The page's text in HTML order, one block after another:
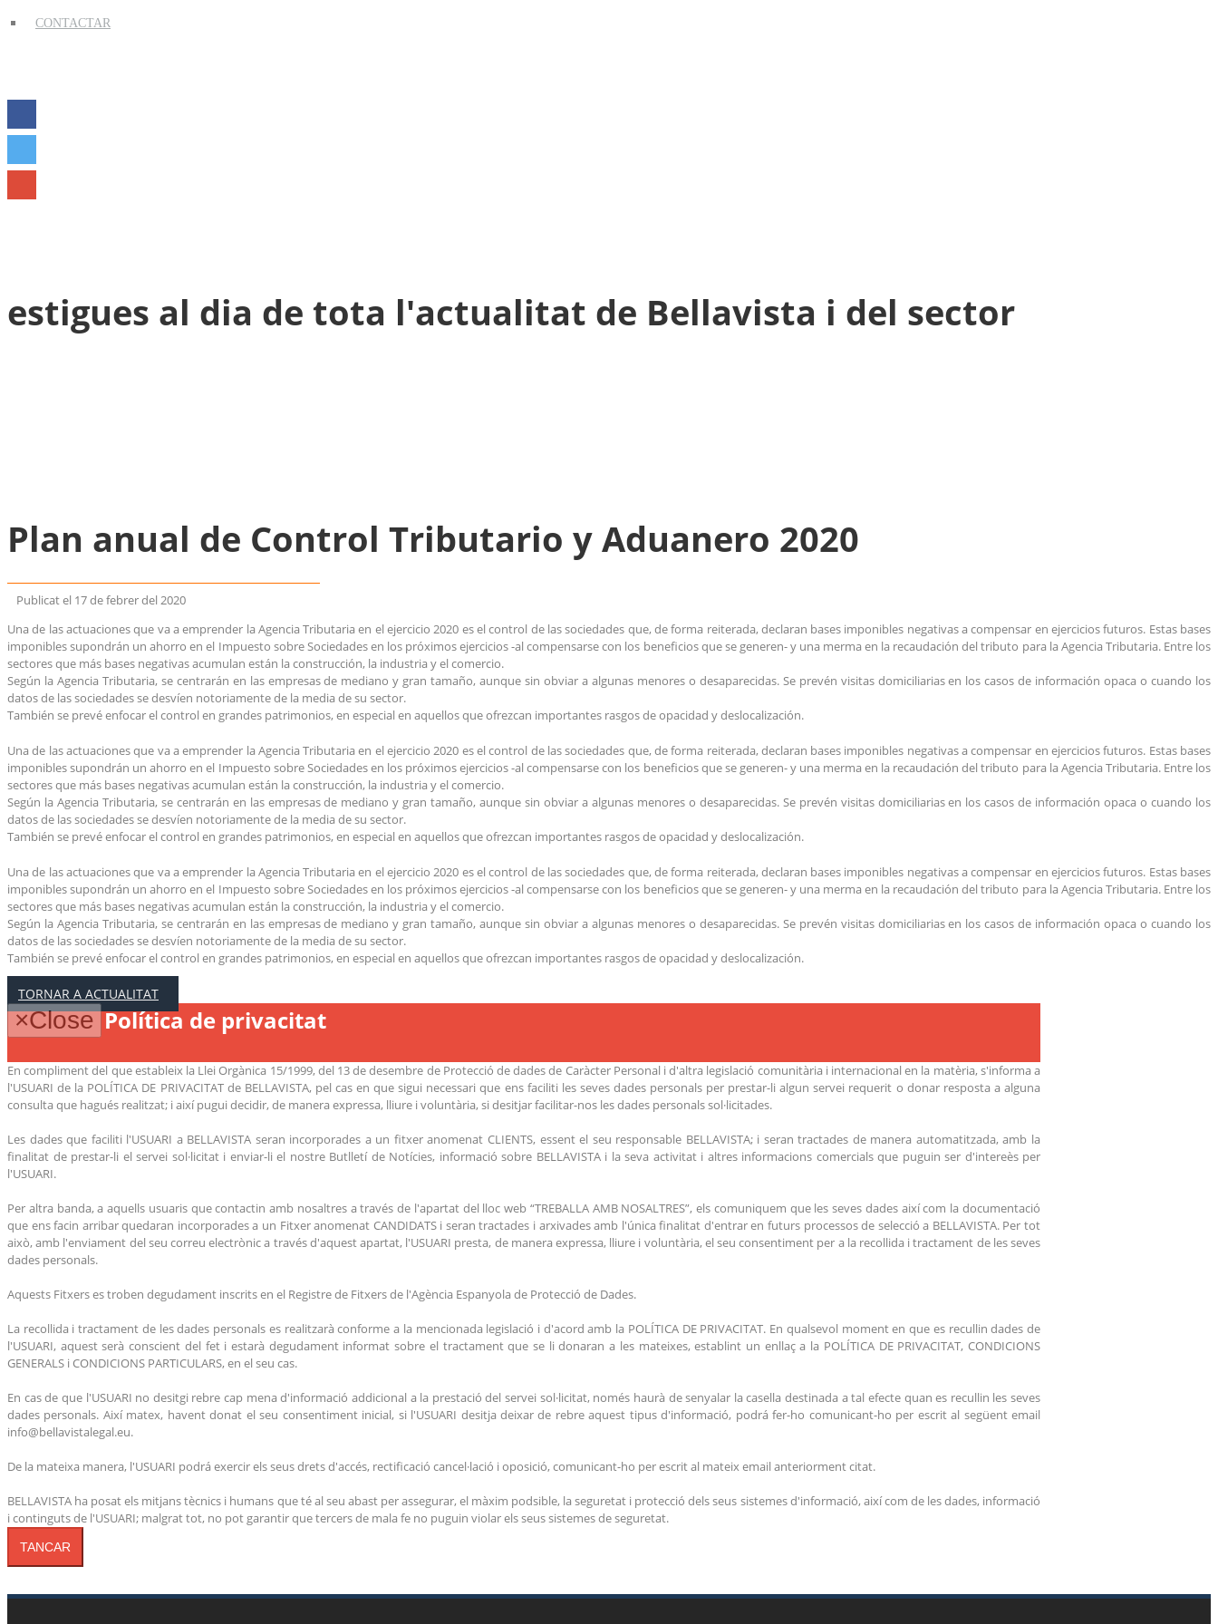
CONTACTAR
estigues al dia de tota l'actualitat de Bellavista i del sector
Plan anual de Control Tributario y Aduanero 2020
Publicat el 17 de febrer del 2020
Una de las actuaciones que va a emprender la Agencia Tributaria en el ejercicio 2020 es el control de las sociedades que, de forma reiterada, declaran bases imponibles negativas a compensar en ejercicios futuros. Estas bases
imponibles supondrán un ahorro en el Impuesto sobre Sociedades en los próximos ejercicios -al compensarse con los beneficios que se generen- y una merma en la recaudación del tributo para la Agencia Tributaria. Entre los
sectores que más bases negativas acumulan están la construcción, la industria y el comercio.
Según la Agencia Tributaria, se centrarán en las empresas de mediano y gran tamaño, aunque sin obviar a algunas menores o desaparecidas. Se prevén visitas domiciliarias en los casos de información opaca o cuando los
datos de las sociedades se desvíen notoriamente de la media de su sector.
También se prevé enfocar el control en grandes patrimonios, en especial en aquellos que ofrezcan importantes rasgos de opacidad y deslocalización.
Una de las actuaciones que va a emprender la Agencia Tributaria en el ejercicio 2020 es el control de las sociedades que, de forma reiterada, declaran bases imponibles negativas a compensar en ejercicios futuros. Estas bases
imponibles supondrán un ahorro en el Impuesto sobre Sociedades en los próximos ejercicios -al compensarse con los beneficios que se generen- y una merma en la recaudación del tributo para la Agencia Tributaria. Entre los
sectores que más bases negativas acumulan están la construcción, la industria y el comercio.
Según la Agencia Tributaria, se centrarán en las empresas de mediano y gran tamaño, aunque sin obviar a algunas menores o desaparecidas. Se prevén visitas domiciliarias en los casos de información opaca o cuando los
datos de las sociedades se desvíen notoriamente de la media de su sector.
También se prevé enfocar el control en grandes patrimonios, en especial en aquellos que ofrezcan importantes rasgos de opacidad y deslocalización.
Una de las actuaciones que va a emprender la Agencia Tributaria en el ejercicio 2020 es el control de las sociedades que, de forma reiterada, declaran bases imponibles negativas a compensar en ejercicios futuros. Estas bases
imponibles supondrán un ahorro en el Impuesto sobre Sociedades en los próximos ejercicios -al compensarse con los beneficios que se generen- y una merma en la recaudación del tributo para la Agencia Tributaria. Entre los
sectores que más bases negativas acumulan están la construcción, la industria y el comercio.
Según la Agencia Tributaria, se centrarán en las empresas de mediano y gran tamaño, aunque sin obviar a algunas menores o desaparecidas. Se prevén visitas domiciliarias en los casos de información opaca o cuando los
datos de las sociedades se desvíen notoriamente de la media de su sector.
También se prevé enfocar el control en grandes patrimonios, en especial en aquellos que ofrezcan importantes rasgos de opacidad y deslocalización.
TORNAR A ACTUALITAT
×Close Política de privacitat
En compliment del que estableix la Llei Orgànica 15/1999, del 13 de desembre de Protecció de dades de Caràcter Personal i d'altra legislació comunitària i internacional en la matèria, s'informa a
l'USUARI de la POLÍTICA DE PRIVACITAT de BELLAVISTA, pel cas en que sigui necessari que ens faciliti les seves dades personals per prestar-li algun servei requerit o donar resposta a alguna
consulta que hagués realitzat; i així pugui decidir, de manera expressa, lliure i voluntària, si desitjar facilitar-nos les dades personals sol·licitades.
Les dades que faciliti l'USUARI a BELLAVISTA seran incorporades a un fitxer anomenat CLIENTS, essent el seu responsable BELLAVISTA; i seran tractades de manera automatitzada, amb la
finalitat de prestar-li el servei sol·licitat i enviar-li el nostre Butlletí de Notícies, informació sobre BELLAVISTA i la seva activitat i altres informacions comercials que puguin ser d'intereès per
l'USUARI.
Per altra banda, a aquells usuaris que contactin amb nosaltres a través de l'apartat del lloc web “TREBALLA AMB NOSALTRES”, els comuniquem que les seves dades així com la documentació
que ens facin arribar quedaran incorporades a un Fitxer anomenat CANDIDATS i seran tractades i arxivades amb l'única finalitat d'entrar en futurs processos de selecció a BELLAVISTA. Per tot
això, amb l'enviament del seu correu electrònic a través d'aquest apartat, l'USUARI presta, de manera expressa, lliure i voluntària, el seu consentiment per a la recollida i tractament de les seves
dades personals.
Aquests Fitxers es troben degudament inscrits en el Registre de Fitxers de l'Agència Espanyola de Protecció de Dades.
La recollida i tractament de les dades personals es realitzarà conforme a la mencionada legislació i d'acord amb la POLÍTICA DE PRIVACITAT. En qualsevol moment en que es recullin dades de
l'USUARI, aquest serà conscient del fet i estarà degudament informat sobre el tractament que se li donaran a les mateixes, establint un enllaç a la POLÍTICA DE PRIVACITAT, CONDICIONS
GENERALS i CONDICIONS PARTICULARS, en el seu cas.
En cas de que l'USUARI no desitgi rebre cap mena d'informació addicional a la prestació del servei sol·licitat, només haurà de senyalar la casella destinada a tal efecte quan es recullin les seves
dades personals. Així matex, havent donat el seu consentiment inicial, si l'USUARI desitja deixar de rebre aquest tipus d'informació, podrá fer-ho comunicant-ho per escrit al següent email
info@bellavistalegal.eu.
De la mateixa manera, l'USUARI podrá exercir els seus drets d'accés, rectificació cancel·lació i oposició, comunicant-ho per escrit al mateix email anteriorment citat.
BELLAVISTA ha posat els mitjans tècnics i humans que té al seu abast per assegurar, el màxim podsible, la seguretat i protecció dels seus sistemes d'informació, així com de les dades, informació
i continguts de l'USUARI; malgrat tot, no pot garantir que tercers de mala fe no puguin violar els seus sistemes de seguretat.
TANCAR